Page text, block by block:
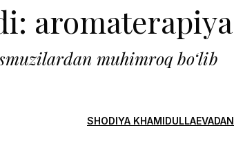
aromaterapiya
muhimroq bo‘lib
SHODIYA KHAMIDULLAEVADAN